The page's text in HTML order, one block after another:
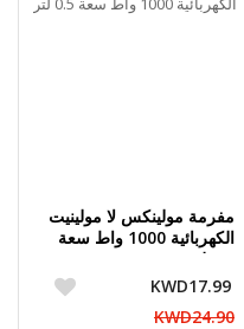
مفرمة مولينكس لا مولينيت
الكهربائية 1000 واط سعة
KWD17.99
KWD24.90